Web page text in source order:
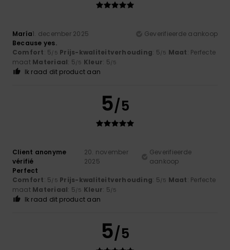
María1. december 2025
Geverifieerde aankoop
Because yes.
Comfort: 5/5 Prijs-kwaliteitverhouding: 5/5 Maat: Perfecte
maat Materiaal: 5/5 Kleur: 5/5
Ik raad dit product aan
5/5
Client anonyme
vérifié
20. november
2025
Geverifieerde
aankoop
Perfect
Comfort: 5/5 Prijs-kwaliteitverhouding: 5/5 Maat: Perfecte
maat Materiaal: 5/5 Kleur: 5/5
Ik raad dit product aan
5/5